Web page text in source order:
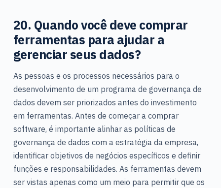
20. Quando você deve comprar
ferramentas para ajudar a
gerenciar seus dados?
As pessoas e os processos necessários para o
desenvolvimento de um programa de governança de
dados devem ser priorizados antes do investimento
em ferramentas. Antes de começar a comprar
software, é importante alinhar as políticas de
governança de dados com a estratégia da empresa,
identificar objetivos de negócios específicos e definir
funções e responsabilidades. As ferramentas devem
ser vistas apenas como um meio para permitir que os